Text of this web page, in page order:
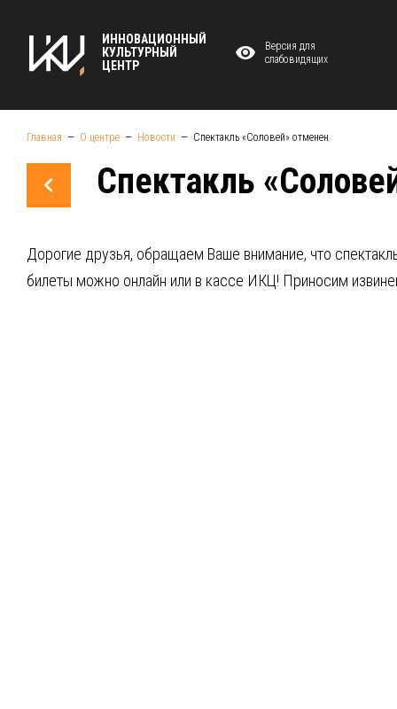
ИННОВАЦИОННЫЙ
КУЛЬТУРНЫЙ
ЦЕНТР
Версия для
слабовидящих
Главная О центре Новости Спектакль «Соловей» отменен
Спектакль
Дорогие друзья, обращаем Ваше внимание, что
билеты можно онлайн или в кассе ИКЦ! Приносим